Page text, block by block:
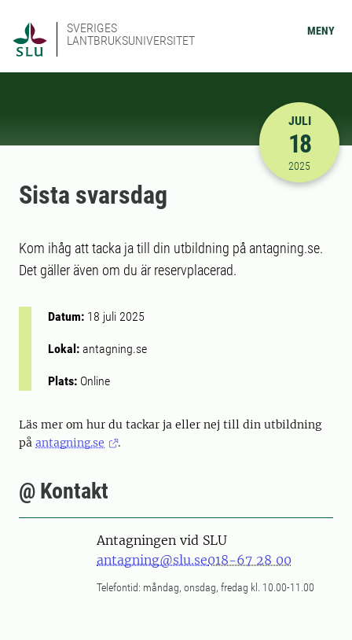
SVERIGES
LANTBRUKSUNIVERSITET
MENY
2025-07-
JULI
18
2025
Sista svarsdag
Kom ihåg att tacka ja till din utbildning på antagning.se.
Det gäller även om du är reservplacerad.
Datum: 18 juli 2025
Lokal: antagning.se
Plats: Online
Läs mer om hur du tackar ja eller nej till din utbildning
på antagning.se .
@ Kontakt
Antagningen vid SLU
antagning@slu.se018-67 28 00
Telefontid: måndag, onsdag, fredag kl. 10.00-11.00